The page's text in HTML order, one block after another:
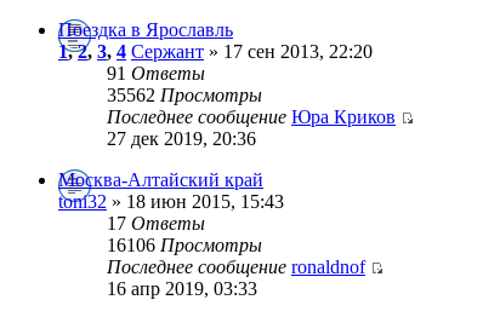
Поездка в Ярославль
1,2, 3, 4 Сержант » 17 сен 2013, 22:20
91 Ответы
35562 Просмотры
Последнее сообщение Юра Криков
27 дек 2019, 20:36
Москва-Алтайский край
toni32 » 18 июн 2015, 15:43
17 Ответы
16106 Просмотры
Последнее сообщение ronaldnof
16 апр 2019, 03:33